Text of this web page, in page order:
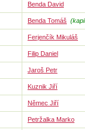
Benda David
Benda Tomáš
Ferjenčík Mikuláš
Filip Daniel
Jaroš Petr
Kuznik Jiří
Němec Jiří
Petržalka Marko